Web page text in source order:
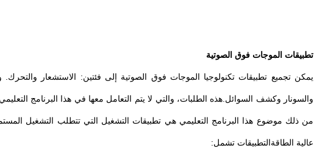
تطبيقات الموجات فوق الصوتية
يمكن تجميع تطبيقات تكنولوجيا الموجات فوق الصوتية إلى فئتين: الاستشعار
والسونار وكشف السوائل.هذه الطلبات، والتي لا يتم التعامل معها في هذا البرنامج
من ذلك موضوع هذا البرنامج التعليمي هي تطبيقات التشغيل التي تتطلب التشغيل
عالية الطاقةالتطبيقات تشمل: